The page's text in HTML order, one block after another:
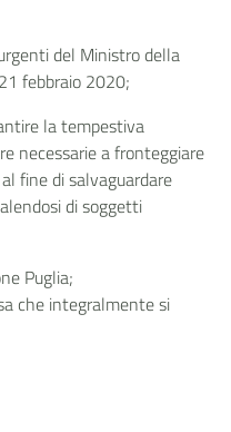
del Ministro della
febbraio 2020;
la tempestiva
necessarie a fronteggiare
fine di salvaguardare
di soggetti
Puglia;
che integralmente si